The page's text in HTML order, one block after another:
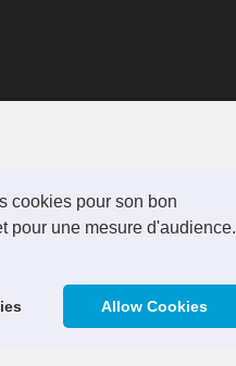
cookies pour son bon
pour une mesure d'audience.
Allow Cookies